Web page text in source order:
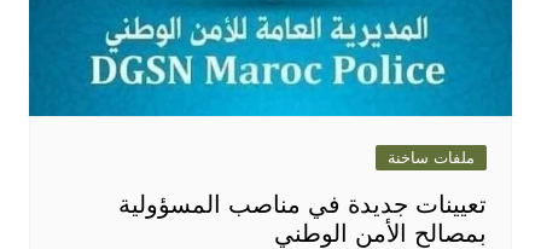
ملفات ساخنة
تعيينات جديدة في مناصب المسؤولية
بمصالح الأمن الوطني